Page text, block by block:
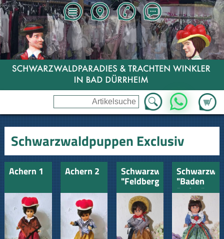
Zum
WhatsApp
Schwarzwaldpuppen Exclusiv
Achern 1 Achern 2 Schwarzwaldmädel
"Feldberg" "Baden
Baden"
Hochzeit